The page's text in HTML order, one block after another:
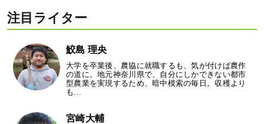
注目ライター
鮫島 理央
大学を卒業後、農協に就職するも、気が付けば農作
の道に。地元神奈川県で、自分にしかできない都市
型農業を実現するため、暗中模索の毎日。収穫より
も…
宮崎大輔